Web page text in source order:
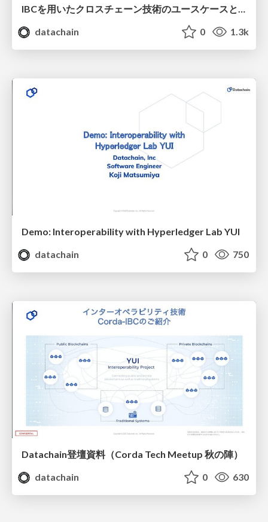
datachain
0 1.3k
Demo: Interoperability with Hyperledger Lab YUI
datachain
0 750
Datachain登壇資料（Corda Tech Meetup 秋の陣）
datachain
0 630